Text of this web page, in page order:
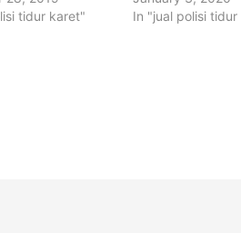
tidur karet"
In "jual polisi